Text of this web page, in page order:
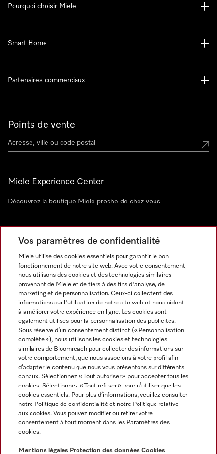
Points de vente
Miele Experience Center
Découvrez la boutique Miele proche de chez vous
Newsletter
Pourquoi choisir Miele
Smart Home
Partenaires commerciaux
Mentions légales
CGV
Protection des données
Conditions d'utilisation
Reglement sur les services numeriques
Miele sur Instagram
Miele sur Facebook
Miele sur Youtube
Vos paramètres de confidentialité
Miele utilise des cookies essentiels pour garantir le bon
fonctionnement de notre site web. Avec votre consentement,
nous utilisons des cookies et des technologies similaires
provenant de Miele et de tiers à des fins d'analyse, de
marketing et de personnalisation. Ceux-ci collectent des
informations sur l'utilisation de notre site web et nous aident
à améliorer votre expérience en ligne. Les cookies sont
également utilisés pour la personnalisation des publicités.
Sous réserve d’un consentement distinct (« Personnalisation
complète »), nous utilisons les cookies et technologies
similaires de Bloomreach pour collecter des informations sur
votre comportement, que nous associons à votre profil afin
d’adapter le contenu que nous vous présentons sur différents
canaux. Sélectionnez « Tout autoriser » pour accepter tous les
cookies. Sélectionnez « Tout refuser » pour n’utiliser que les
cookies essentiels. Pour plus d’informations, veuillez consulter
notre Politique de confidentialité et notre Politique relative
aux cookies. Vous pouvez modifier ou retirer votre
consentement à tout moment dans les Paramètres des
cookies.
Mentions légales Protection des données Cookies